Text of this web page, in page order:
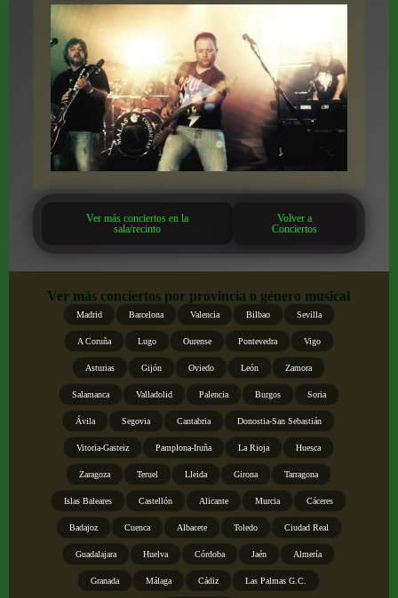
Ver más conciertos en la
sala/recinto
Volver a
Conciertos
Ver más conciertos por provincia o género musical
Madrid Barcelona Valencia Bilbao Sevilla
A Coruña Lugo Ourense Pontevedra Vigo
Asturias Gijón Oviedo León Zamora
Salamanca Valladolid Palencia Burgos Soria
Ávila Segovia Cantabria Donostia-San Sebastián
Vitoria-Gasteiz Pamplona-Iruña La Rioja Huesca
Zaragoza Teruel Lleida Girona Tarragona
Islas Baleares Castellón Alicante Murcia Cáceres
Badajoz Cuenca Albacete Toledo Ciudad Real
Guadalajara Huelva Córdoba Jaén Almería
Granada Málaga Cádiz Las Palmas G.C.